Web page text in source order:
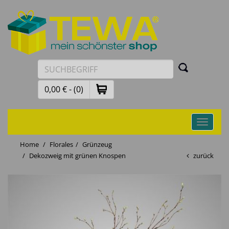
0,00 € - (0)
Toggle
Home
Florales
Grünzeug
Dekozweig mit grünen Knospen
zurück